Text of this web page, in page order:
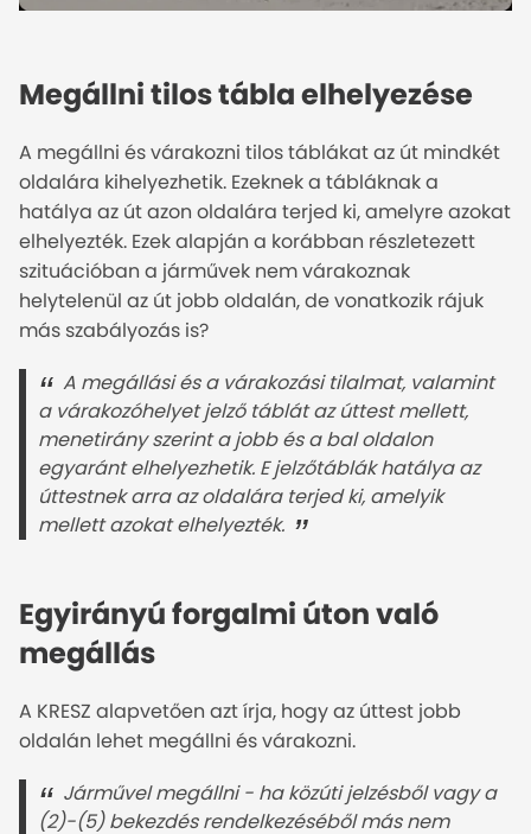
Megállni tilos tábla elhelyezése
A megállni és várakozni tilos táblákat az út mindkét
oldalára kihelyezhetik. Ezeknek a tábláknak a
hatálya az út azon oldalára terjed ki, amelyre azokat
elhelyezték. Ezek alapján a korábban részletezett
szituációban a járművek nem várakoznak
helytelenül az út jobb oldalán, de vonatkozik rájuk
más szabályozás is?
A megállási és a várakozási tilalmat, valamint
a várakozóhelyet jelző táblát az úttest mellett,
menetirány szerint a jobb és a bal oldalon
egyaránt elhelyezhetik. E jelzőtáblák hatálya az
úttestnek arra az oldalára terjed ki, amelyik
mellett azokat elhelyezték.
Egyirányú forgalmi úton való
megállás
A KRESZ alapvetően azt írja, hogy az úttest jobb
oldalán lehet megállni és várakozni.
Járművel megállni - ha közúti jelzésből vagy a
(2)-(5) bekezdés rendelkezéséből más nem